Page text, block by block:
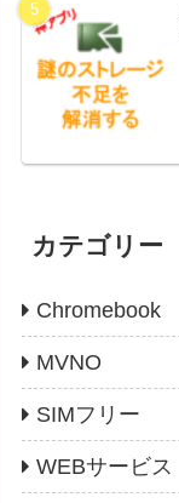
カテゴリー
Chromebook
MVNO
SIMフリー
WEBサービス